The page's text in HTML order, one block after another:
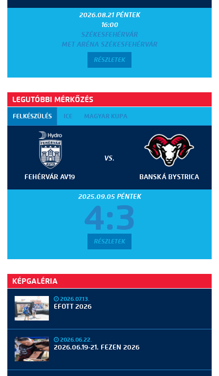
2026.08.21 PÉNTEK
16:00
SZÉKESFEHÉRVÁR
MET ARÉNA SZÉKESFEHÉRVÁR
RÉSZLETEK
LEGUTÓBBI MÉRKŐZÉS
FELKÉSZÜLÉS ICE MAGYAR KUPA
FEHÉRVÁR AV19
VS.
BANSKÁ BYSTRICA
2025.09.05 PÉNTEK
4:3
RÉSZLETEK
KÉPGALÉRIA
2026.07.13.
EFOTT 2026
2026.06.22.
2026.06.19-21. FEZEN 2026